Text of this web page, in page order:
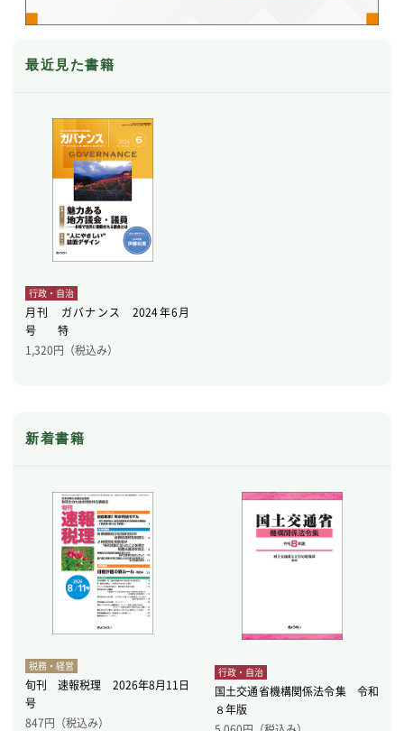
最近見た書籍
行政・自治
月刊 ガバナンス 2024年6月
号 特
1,320円（税込み）
新着書籍
税務・経営
旬刊 速報税理 2026年8月11日
号
847円（税込み）
行政・自治
国土交通省機構関係法令集 令和
８年版